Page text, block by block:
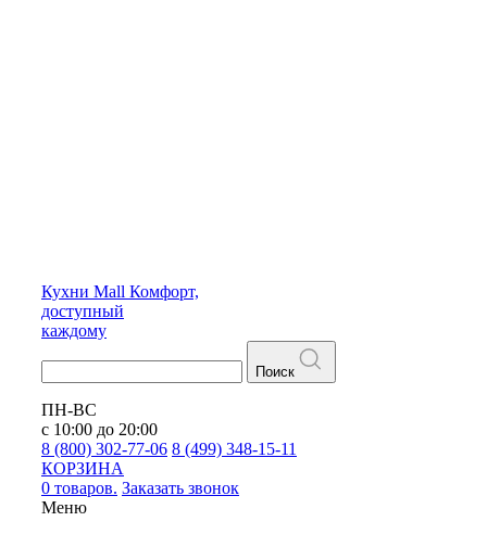
Кухни Mall Комфорт,
доступный
каждому
Поиск
ПН-ВС
с 10:00 до 20:00
8 (800) 302-77-06 8 (499) 348-15-11
КОРЗИНА
0 товаров. Заказать звонок
Меню